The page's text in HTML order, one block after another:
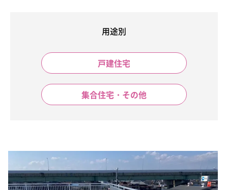
用途別
戸建住宅
集合住宅・その他